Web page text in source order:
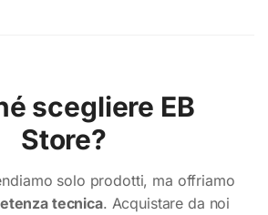
scegliere EB
Store?
solo prodotti, ma offriamo
tecnica. Acquistare da noi